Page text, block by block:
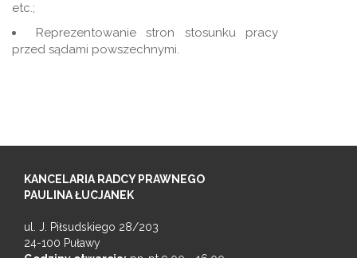
etc.;
Reprezentowanie stron stosunku pracy
przed sądami powszechnymi.
KANCELARIA RADCY PRAWNEGO
PAULINA ŁUCJANEK
ul. J. Piłsudskiego 28/203
24-100 Puławy